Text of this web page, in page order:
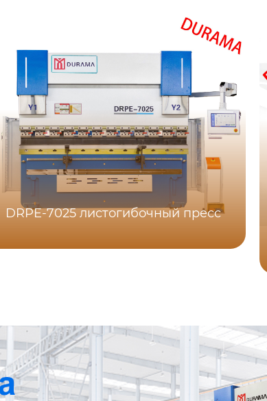
DRPE-7025 листогибочный пресс